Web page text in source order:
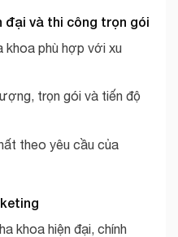
đại và thi công trọn gói
khoa phù hợp với xu
trọn gói và tiến độ
theo yêu cầu của
khoa hiện đại, chính